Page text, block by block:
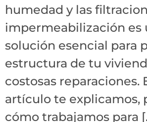
humedad y las
impermeabilización es
solución esencial para
estructura de tu
costosas reparaciones.
artículo te explicamos,
cómo trabajamos para